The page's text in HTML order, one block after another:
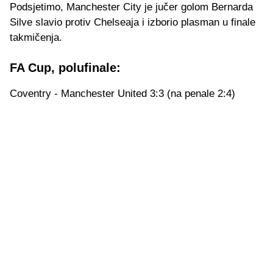
Podsjetimo, Manchester City je jučer golom Bernarda
Silve slavio protiv Chelseaja i izborio plasman u finale
takmičenja.
FA Cup, polufinale:
Coventry - Manchester United 3:3 (na penale 2:4)